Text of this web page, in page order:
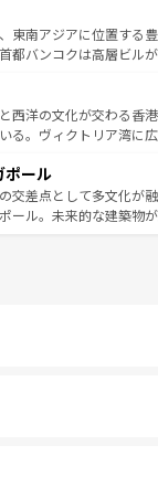
包まれながら、韓国の
わってみてほしい。
してほしい。
展と共に伝統が息づく
市のフランス統治時代
ている。また、バラエ
ォーやバインミー、ベ
味わいたい。どの地域
を迎えてくれるので、
ほしい。
東南アジアに位置する
都バンコクは高層ビル
交差している。北部で
と触れ合い、南部では
でリゾート気分を楽し
気候は一年中温暖で、
いる。親しみやすいタ
そして多様な観光資源
西洋の文化が交わる香
る。ヴィクトリア湾に
を訪れても感動するは
効率よく見どころを回
から文化的な体験まで
ポール
交差点として多文化が
ール。未来的な建築物
カーズは地元の風情を